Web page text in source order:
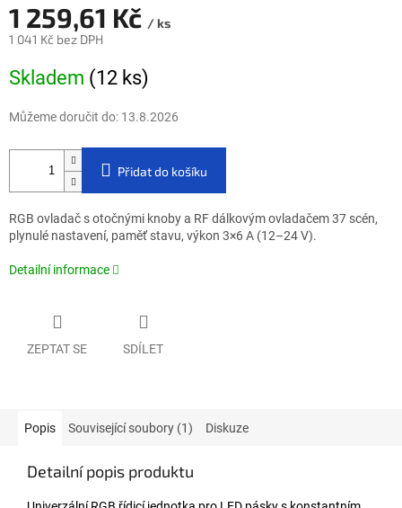
1 259,61 Kč / ks
1 041 Kč bez DPH
Skladem (12 ks)
Můžeme doručit do: 13.8.2026
Přidat do košíku
RGB ovladač s otočnými knoby a RF dálkovým ovladačem 37 scén,
plynulé nastavení, paměť stavu, výkon 3×6 A (12–24 V).
Detailní informace
ZEPTAT SE SDÍLET
Popis Související soubory (1) Diskuze
Detailní popis produktu